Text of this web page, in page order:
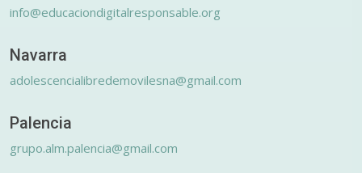
info@educaciondigitalresponsable.org
Navarra
adolescencialibredemovilesna@gmail.com
Palencia
grupo.alm.palencia@gmail.com